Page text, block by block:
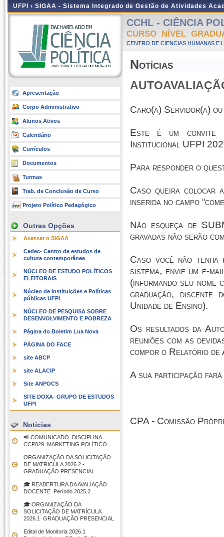
UFPI › SIGAA - Sistema Integrado de Gestão de Atividades
Apresentação
Corpo Administrativo
Alunos Ativos
Calendário
Currículos
Documentos
Turmas
Trab. de Conclusão de Curso
Projeto Político Pedagógico
Outras Opções
Acessar o SIGAA
Cedec- Centro de estudos de
cultura contemporânea
NÚCLEO DE ESTUDO POLÍTICOS
ELEITORAIS
Núcleo de Instituições e Políticas
públicas UFPI
NÚCLEO DE PESQUISA SOBRE
DESENVOLVIMENTO E POBREZA
Página do Boletim Lua Nova
PÁGINA DO FACE
site ABCP
site ALACIP
Site ANPOCS
SITE DOXA- GRUPO DE ESTUDOS
UFPI
Notícias
📢 COMUNICADO  DISCIPLINA
CCP029  MARKETING POLÍTICO
ORGANIZAÇÃO DA SOLICITAÇÃO
DE MATRICULA 2026.2 -
GRADUAÇÃO PRESENCIAL
🎓 REABERTURA DA AVALIAÇÃO
DOCENTE  Período 2025.2
🎓 ORGANIZAÇÃO DA
SOLICITAÇÃO DE MATRÍCULA
2026.1  GRADUAÇÃO PRESENCIAL
Edital de Monitoria 2026.1 
CCHL - CIÊNCIA
CURSO NÍVEL
CENTRO DE CIENCIAS HUMANAS E
Notícias
Caro(a) Servidor(a)
Este é um convite
Institucional UFPI
Para responder o
Caso queira colocar
inserida no campo
Não esqueça de
gravadas não serão
Caso você não tenha
sistema, envie um e-
(informando seu nome
graduação, discente
Unidade de Ensino).
Os resultados da
reuniões com as
compor o Relatório de
A sua participação
CPA - Comissão